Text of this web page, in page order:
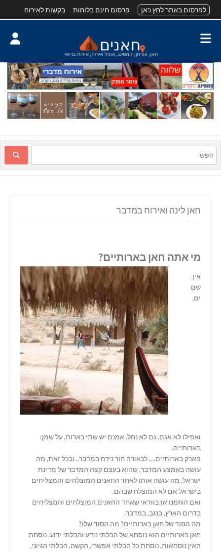
לפרסום באתר לחץ כאן פרסום חינם בלוחות בקשות לאירוח
חאן לינה ואירוח במדבר
מי אתה חאן בארותיים?
אין
שם
ים,
ואפילו לא אגם. גם לא נחל. אמנם יש שתי בארות, על שמן:
בארותיים.
פארק בארותיים…. לכאורה חור נידח במדבר.. ובכל זאת, מה
עושה באמצע המדבר, שהוא בעצם קצה המדבר של מדינת
ישראל, מה עושה אותו לאחד החאנים המוצלחים והמצליחים
בישראל אם לא המוצלח שבהם.
ואם הגזמנו אז בוודאי שאחד החאנים המוצלחים והמצליחים
בדרום הארץ, בנגב, במדבר.
מה הסוד של חאן בארותיים? מה הסוד שלו?
חאן בארותיים הוא נוסחא של הבלתי נודע והבלתי ידוע, נוסחת
האין נוסחאות, נוסחת כל הבלתי אפשרי, הקשה, הבלתי הגיוני,